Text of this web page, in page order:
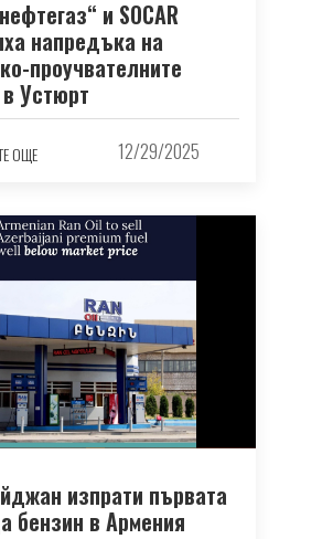
и SOCAR
напредъка на
проучвателните
Устюрт
ОЩЕ 12/29/2025
изпрати първата
бензин в Армения